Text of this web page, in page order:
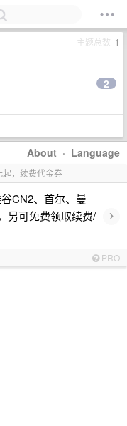
主题总数 1
2
About · Language
，续费代金券
CN2、首尔、曼
另可免费领取续费/
›
PRO